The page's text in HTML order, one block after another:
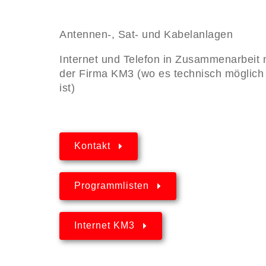
Antennen-, Sat- und Kabelanlagen
Internet und Telefon in Zusammenarbeit
der Firma KM3 (wo es technisch möglich
ist)
Kontakt
Programmlisten
Internet KM3